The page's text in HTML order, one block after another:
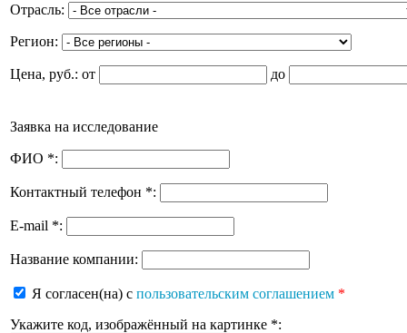
Отрасль:
Регион:
Цена, руб.: от до
Заявка на исследование
ФИО *:
Контактный телефон *:
E-mail *:
Название компании:
Я согласен(на) с пользовательским соглашением *
Укажите код, изображённый на картинке *: